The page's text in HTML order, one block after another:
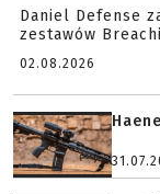
Daniel Defense
zestawów
02.08.2026